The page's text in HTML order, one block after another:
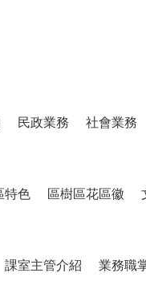
民政業務 社會業務
特色 區樹區花區徽
課室主管介紹 業務職